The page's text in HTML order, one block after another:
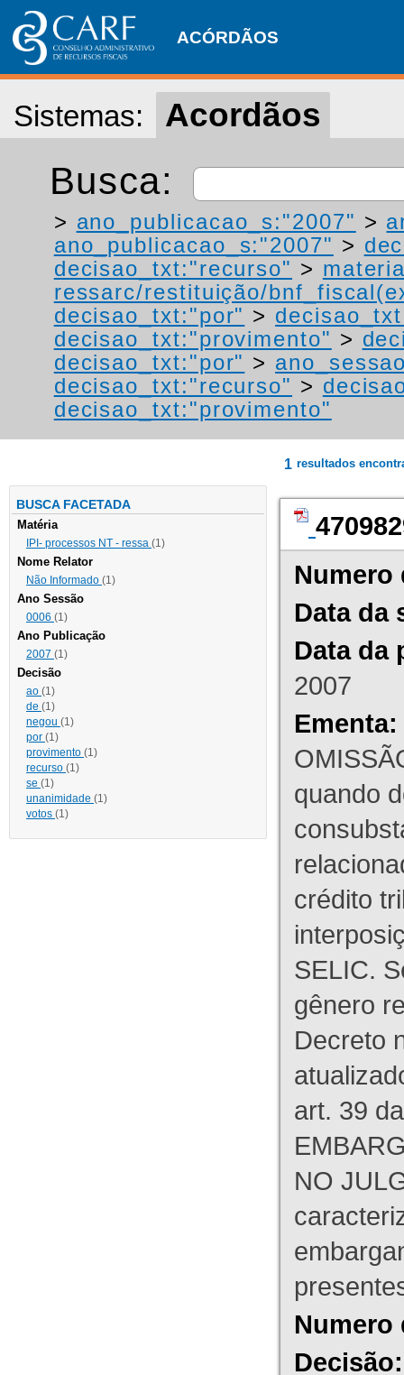
ACÓRDÃOS
Sistemas: Acordãos
Busca:
> ano_publicacao_s:"2007" >
ano_publicacao_s:"2007" >
decisao_txt:"recurso" >
ressarc/restituição/
decisao_txt:"por" >
decisao_txt:"provimento" >
decisao_txt:"por" >
decisao_txt:"recurso" >
decisao_txt:"provimento"
BUSCA FACETADA
Matéria
IPI- processos NT - ressa (1)
Nome Relator
Não Informado (1)
Ano Sessão
0006 (1)
Ano Publicação
2007 (1)
Decisão
ao (1)
de (1)
negou (1)
por (1)
provimento (1)
recurso (1)
se (1)
unanimidade (1)
votos (1)
1 resultados
Numero
Data da
Data da
2007
Ementa:
quando
crédito
SELIC.
gênero
Decreto
art. 39
NO
Numero
Decisão: